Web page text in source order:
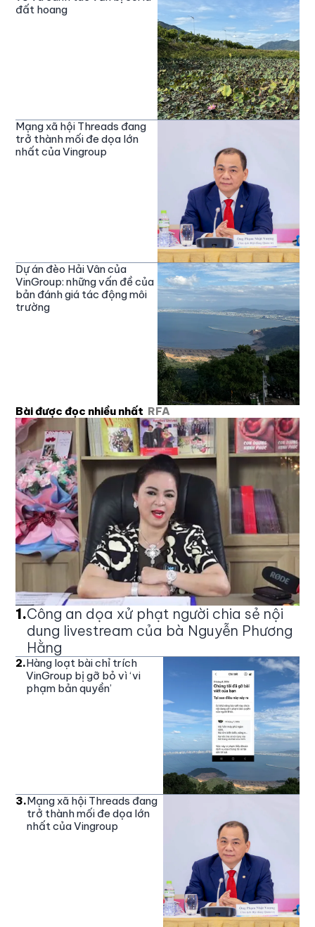
đất hoang
Mạng xã hội Threads đang
trở thành mối đe dọa lớn
nhất của Vingroup
Dự án đèo Hải Vân của
VinGroup: những vấn đề của
bản đánh giá tác động môi
trường
Bài được đọc nhiều nhất RFA
1.Công an dọa xử phạt người chia sẻ nội
dung livestream của bà Nguyễn Phương
Hằng
2.Hàng loạt bài chỉ trích
VinGroup bị gỡ bỏ vì ‘vi
phạm bản quyền’
3.Mạng xã hội Threads đang
trở thành mối đe dọa lớn
nhất của Vingroup